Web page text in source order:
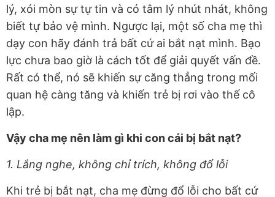
lý, xói mòn sự tự tin và có tâm lý nhút nhát, không
biết tự bảo vệ mình. Ngược lại, một số cha mẹ thì
dạy con hãy đánh trả bất cứ ai bắt nạt mình. Bạo
lực chưa bao giờ là cách tốt để giải quyết vấn đề.
Rất có thể, nó sẽ khiến sự căng thẳng trong mối
quan hệ càng tăng và khiến trẻ bị rơi vào thế cô
lập.
Vậy cha mẹ nên làm gì khi con cái bị bắt nạt?
1. Lắng nghe, không chỉ trích, không đổ lỗi
Khi trẻ bị bắt nạt, cha mẹ đừng đổ lỗi cho bất cứ